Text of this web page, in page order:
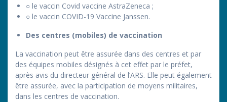
○ le vaccin Covid vaccine AstraZeneca ;
○ le vaccin COVID-19 Vaccine Janssen.
Des centres (mobiles) de vaccination
La vaccination peut être assurée dans des centres et par
des équipes mobiles désignés à cet effet par le préfet,
après avis du directeur général de l’ARS. Elle peut également
être assurée, avec la participation de moyens militaires,
dans les centres de vaccination.